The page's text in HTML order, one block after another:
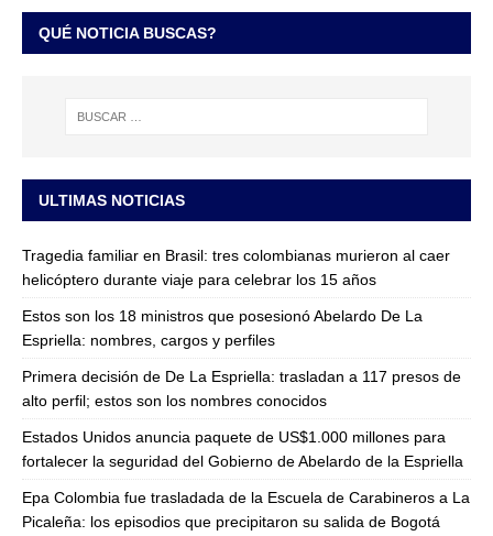
QUÉ NOTICIA BUSCAS?
ULTIMAS NOTICIAS
Tragedia familiar en Brasil: tres colombianas murieron al caer
helicóptero durante viaje para celebrar los 15 años
Estos son los 18 ministros que posesionó Abelardo De La
Espriella: nombres, cargos y perfiles
Primera decisión de De La Espriella: trasladan a 117 presos de
alto perfil; estos son los nombres conocidos
Estados Unidos anuncia paquete de US$1.000 millones para
fortalecer la seguridad del Gobierno de Abelardo de la Espriella
Epa Colombia fue trasladada de la Escuela de Carabineros a La
Picaleña: los episodios que precipitaron su salida de Bogotá